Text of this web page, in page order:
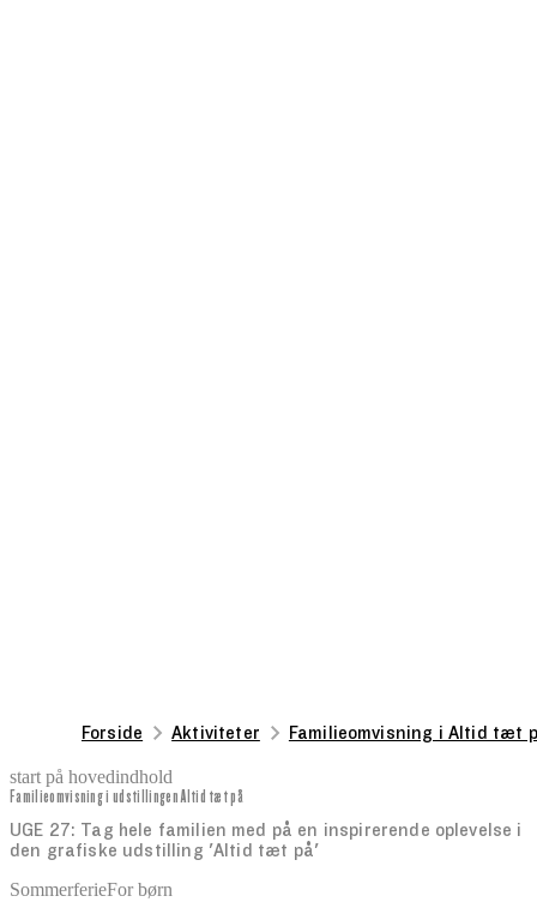
Forside Aktiviteter Familieomvisning i Altid tæt
start på hovedindhold
Familieomvisning i udstillingen Altid tæt på
UGE 27: Tag hele familien med på en inspirerende oplevelse i
den grafiske udstilling 'Altid tæt på'
senest opdateret 12. juni 2026
SommerferieFor børn